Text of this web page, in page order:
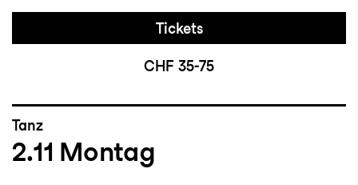
Tickets
CHF 35-75
Tanz
2.11 Montag